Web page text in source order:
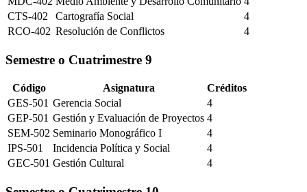
CTS-402
Cartografía Social
4
RCO-402 Resolución de Conflictos 4
Semestre o Cuatrimestre 9
Código Asignatura
Créditos
GES-501 Gerencia Social
4
GEP-501 Gestión y Evaluación de Proyectos 4
SEM-502 Seminario Monográfico I
4
IPS-501
Incidencia Política y Social
4
GEC-501 Gestión Cultural 4